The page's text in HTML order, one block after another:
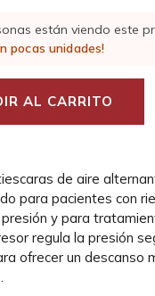
están viendo este
pocas unidades!
AL CARRITO
de aire
para pacientes con
y para
regula la presión
ofrecer un descanso